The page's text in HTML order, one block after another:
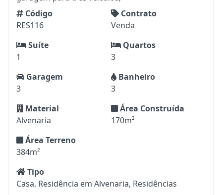
Código
RES116
Contrato
Venda
Suíte
1
Quartos
3
Garagem
3
Banheiro
3
Material
Alvenaria
Área Construída
170m²
Área Terreno
384m²
Tipo
Casa, Residência em Alvenaria, Residências